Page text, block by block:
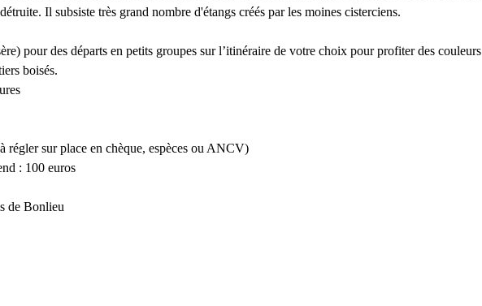
Il subsiste très grand nombre d'étangs créés par les moines cisterciens.
pour des départs en petits groupes sur l’itinéraire de votre choix pour profiter des couleurs
boisés.
régler sur place en chèque, espèces ou ANCV)
: 100 euros
de Bonlieu